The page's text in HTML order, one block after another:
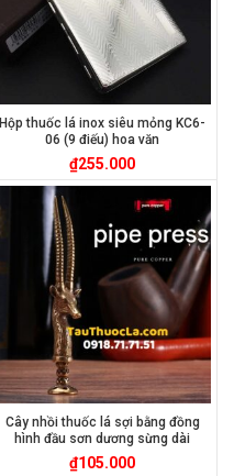
Hộp thuốc lá inox siêu mỏng KC6-
06 (9 điếu) hoa văn
₫255.000
Cây nhồi thuốc lá sợi bằng đồng
hình đầu sơn dương sừng dài
₫105.000